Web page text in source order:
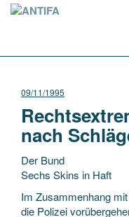
09/11/1995
nach
Der Bund
Sechs Skins in Haft
Im Zusammenhang
die Polizei